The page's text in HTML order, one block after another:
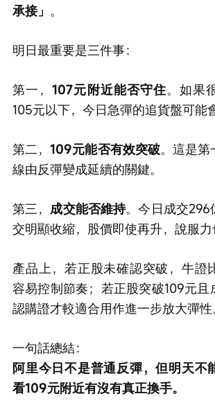
承接」 。
明日最重要是三件事：
第一，107元附近能否守住。如果
105元以下，今日急彈的追貨盤可能
第二，109元能否有效突破。這是第
線由反彈變成延續的關鍵。
第三， 成交能否維持。今日成交296
交明顯收縮，股價即使再升，說服力
產品上，若正股未確認突破，牛證
容易控制節奏；若正股突破109元且
認購證才較適合用作進一步放大彈性
一句話總結：
阿里今日不是普通反彈，但明天不
看109元附近有沒有真正換手。